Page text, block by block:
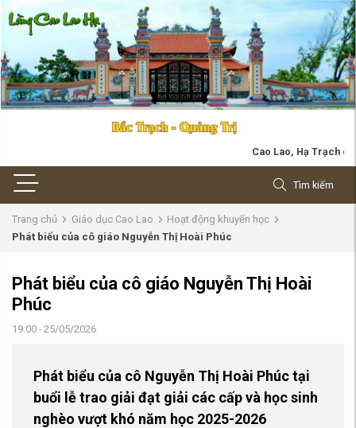
Cao Lao, Hạ Trạch quê mình.
Tìm kiếm
Trang chủ Giáo dục Cao Lao
Hoạt động khuyến học
Phát biểu của cô giáo Nguyễn Thị Hoài Phúc
Phát biểu của cô giáo Nguyễn Thị Hoài
Phúc
19:00 - 25/05/2026
Phát biểu của cô Nguyễn Thị Hoài Phúc tại
buổi lễ trao giải đạt giải các cấp và học sinh
nghèo vượt khó năm học 2025-2026